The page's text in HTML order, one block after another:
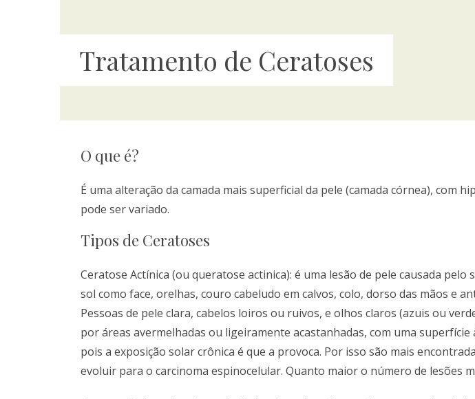
Tratamento de Ceratoses
O que é?
É uma alteração da camada mais superficial da pele (camada córnea),
pode ser variado.
Tipos de Ceratoses
Ceratose Actínica (ou queratose actinica): é uma lesão de pele causada
sol como face, orelhas, couro cabeludo em calvos, colo, dorso das mãos e
Pessoas de pele clara, cabelos loiros ou ruivos, e olhos claros (azuis ou
por áreas avermelhadas ou ligeiramente acastanhadas, com uma
pois a exposição solar crônica é que a provoca. Por isso são mais
evoluir para o carcinoma espinocelular. Quanto maior o número de lesões